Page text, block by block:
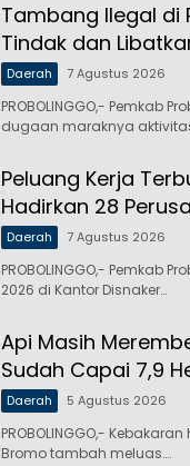
Tambang Ilegal di
Tindak dan
Daerah 7 Agustus 2026
PROBOLINGGO,- Pemkab
dugaan maraknya
Peluang Kerja
Hadirkan 28
Daerah 7 Agustus 2026
PROBOLINGGO,- Pemkab
2026 di Kantor Disnaker…
Api Masih
Sudah Capai 7,9
Daerah 5 Agustus 2026
PROBOLINGGO,-
Bromo tambah meluas….